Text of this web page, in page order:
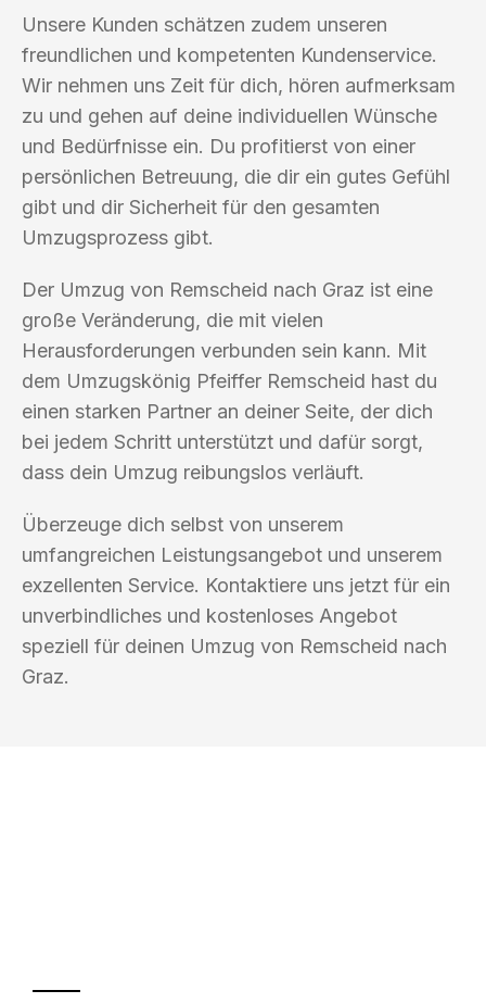
Unsere Kunden schätzen zudem unseren
freundlichen und kompetenten Kundenservice.
Wir nehmen uns Zeit für dich, hören aufmerksam
zu und gehen auf deine individuellen Wünsche
und Bedürfnisse ein. Du profitierst von einer
persönlichen Betreuung, die dir ein gutes Gefühl
gibt und dir Sicherheit für den gesamten
Umzugsprozess gibt.
Der Umzug von Remscheid nach Graz ist eine
große Veränderung, die mit vielen
Herausforderungen verbunden sein kann. Mit
dem Umzugskönig Pfeiffer Remscheid hast du
einen starken Partner an deiner Seite, der dich
bei jedem Schritt unterstützt und dafür sorgt,
dass dein Umzug reibungslos verläuft.
Überzeuge dich selbst von unserem
umfangreichen Leistungsangebot und unserem
exzellenten Service. Kontaktiere uns jetzt für ein
unverbindliches und kostenloses Angebot
speziell für deinen Umzug von Remscheid nach
Graz.